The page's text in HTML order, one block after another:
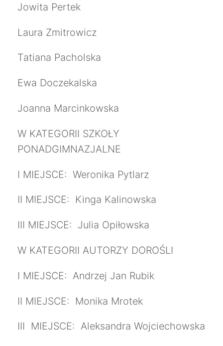
Jowita Pertek
Laura Zmitrowicz
Tatiana Pacholska
Ewa Doczekalska
Joanna Marcinkowska
W KATEGORII SZKOŁY
PONADGIMNAZJALNE
I MIEJSCE: Weronika Pytlarz
II MIEJSCE: Kinga Kalinowska
III MIEJSCE: Julia Opiłowska
W KATEGORII AUTORZY DOROŚLI
I MIEJSCE: Andrzej Jan Rubik
II MIEJSCE: Monika Mrotek
III MIEJSCE: Aleksandra Wojciechowska